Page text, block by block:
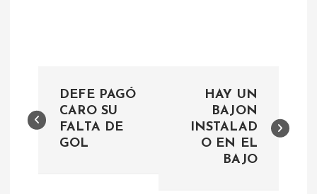
a
DEFE PAGÓ
CARO SU
FALTA DE
GOL
HAY UN
BAJON
INSTALAD
O EN EL
BAJO